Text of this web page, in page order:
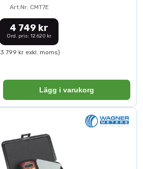
Art.Nr: CMT7E
4 749 kr
Ord. pris: 12 620 kr
799 kr exkl. moms)
Lägg i varukorg